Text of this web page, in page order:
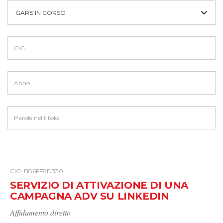
GARE IN CORSO
CIG: B86FF8D330
SERVIZIO DI ATTIVAZIONE DI UNA
CAMPAGNA ADV SU LINKEDIN
Affidamento diretto